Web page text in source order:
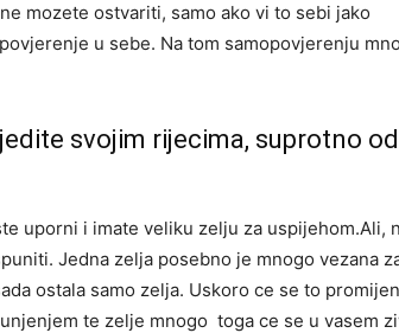
mozete ostvariti, samo ako vi to sebi jako
u sebe. Na tom samopovjerenju
svojim rijecima, suprotno od
uporni i imate veliku zelju za uspijehom.Ali,
Jedna zelja posebno je mnogo vezana
ostala samo zelja. Uskoro ce se to
te zelje mnogo toga ce se u vasem